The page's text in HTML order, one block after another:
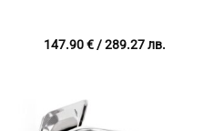
147.90€/ 289.27 лв.